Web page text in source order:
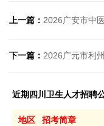
上一篇： 2026广安市中
下一篇： 2026广元市利
近期四川卫生人才招聘
地区 招考简章